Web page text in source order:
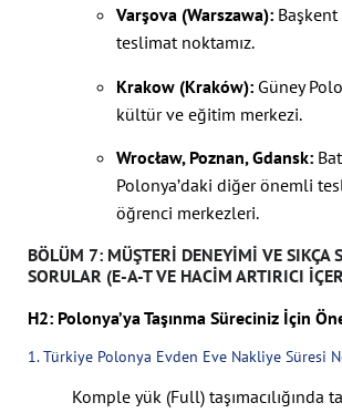
Varşova (Warszawa):
teslimat noktamız.
Krakow (Kraków): Güney
kültür ve eğitim merkezi.
Wrocław, Poznan, Gdansk:
Polonya’daki diğer önemli
öğrenci merkezleri.
BÖLÜM 7: MÜŞTERI DENEYIMI VE SIKÇA
SORULAR (E-A-T VE HACIM ARTIRICI
H2: Polonya’ya Taşınma Süreciniz İçin
1. Türkiye Polonya Evden Eve Nakliye Süresi
Komple yük (Full) taşımacılığında